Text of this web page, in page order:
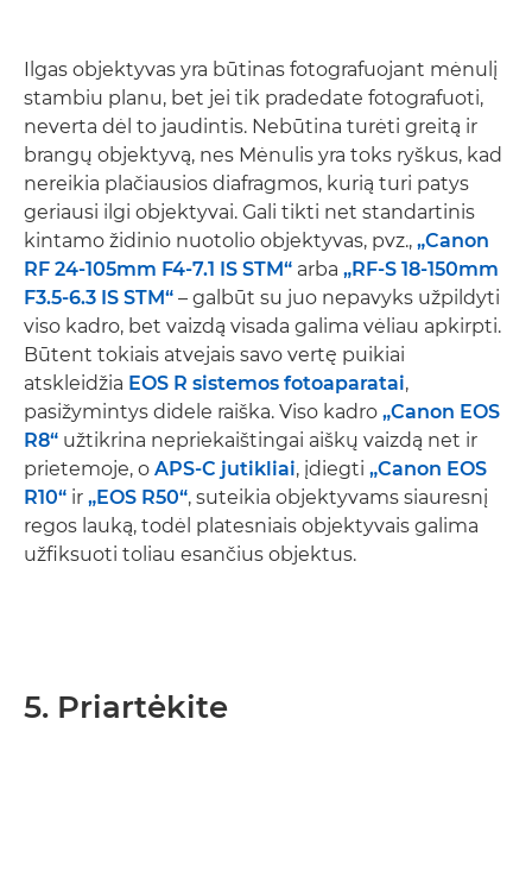
Ilgas objektyvas yra būtinas fotografuojant mėnulį
stambiu planu, bet jei tik pradedate fotografuoti,
neverta dėl to jaudintis. Nebūtina turėti greitą ir
brangų objektyvą, nes Mėnulis yra toks ryškus, kad
nereikia plačiausios diafragmos, kurią turi patys
geriausi ilgi objektyvai. Gali tikti net standartinis
kintamo židinio nuotolio objektyvas, pvz., „Canon
RF 24-105mm F4-7.1 IS STM“ arba „RF-S 18-150mm
F3.5-6.3 IS STM“ – galbūt su juo nepavyks užpildyti
viso kadro, bet vaizdą visada galima vėliau apkirpti.
Būtent tokiais atvejais savo vertę puikiai
atskleidžia EOS R sistemos fotoaparatai,
pasižymintys didele raiška. Viso kadro „Canon EOS
R8“ užtikrina nepriekaištingai aiškų vaizdą net ir
prietemoje, o APS-C jutikliai, įdiegti „Canon EOS
R10“ ir „EOS R50“, suteikia objektyvams siauresnį
regos lauką, todėl platesniais objektyvais galima
užfiksuoti toliau esančius objektus.
5. Priartėkite